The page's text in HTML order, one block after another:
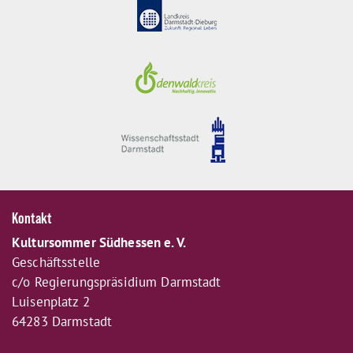
Kontakt
Kultursommer Südhessen e. V.
Geschäftsstelle
c/o Regierungspräsidium Darmstadt
Luisenplatz 2
64283 Darmstadt